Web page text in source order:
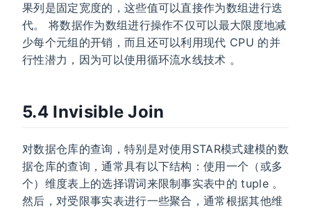
果列是固定宽度的，这些值可以直接作为数组进行迭
代。 将数据作为数组进行操作不仅可以最大限度地减
少每个元组的开销，而且还可以利用现代 CPU 的并
行性潜力，因为可以使用循环流水线技术 。
5.4 Invisible Join
对数据仓库的查询，特别是对使用STAR模式建模的数
据仓库的查询，通常具有以下结构：使用一个（或多
个）维度表上的选择谓词来限制事实表中的 tuple 。
然后，对受限事实表进行一些聚合，通常根据其他维